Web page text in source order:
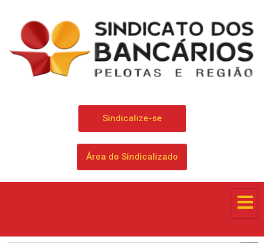
Sindicalize-se
Área do Sindicalizado